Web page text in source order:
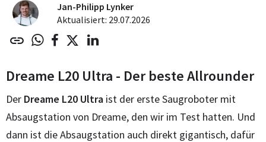
Jan-Philipp Lynker
Aktualisiert: 29.07.2026
Dreame L20 Ultra - Der beste Allrounder
Der Dreame L20 Ultra ist der erste Saugroboter mit
Absaugstation von Dreame, den wir im Test hatten. Und
dann ist die Absaugstation auch direkt gigantisch, dafür